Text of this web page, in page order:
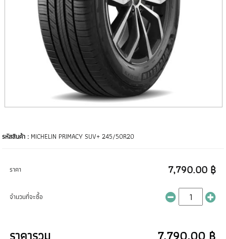
รหัสสินค้า : MICHELIN PRIMACY SUV+ 245/50R20
ราคา 7,790.00 ฿
จำนวนที่จะซื้อ